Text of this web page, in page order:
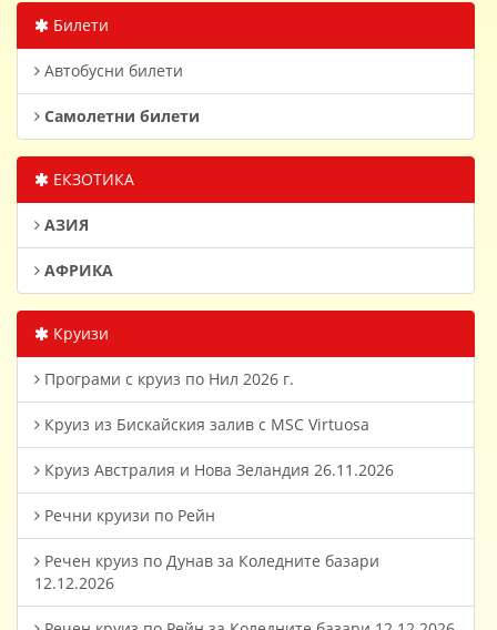
Билети
Автобусни билети
Самолетни билети
ЕКЗОТИКА
АЗИЯ
АФРИКА
Круизи
Програми с круиз по Нил 2026 г.
Круиз из Бискайския залив с MSC Virtuosa
Круиз Австралия и Нова Зеландия 26.11.2026
Речни круизи по Рейн
Речен круиз по Дунав за Коледните базари
12.12.2026